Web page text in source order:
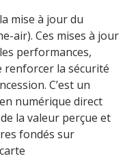
mise à jour du
air). Ces mises à jour
performances,
renforcer la sécurité
C’est un
numérique direct
la valeur perçue et
fondés sur